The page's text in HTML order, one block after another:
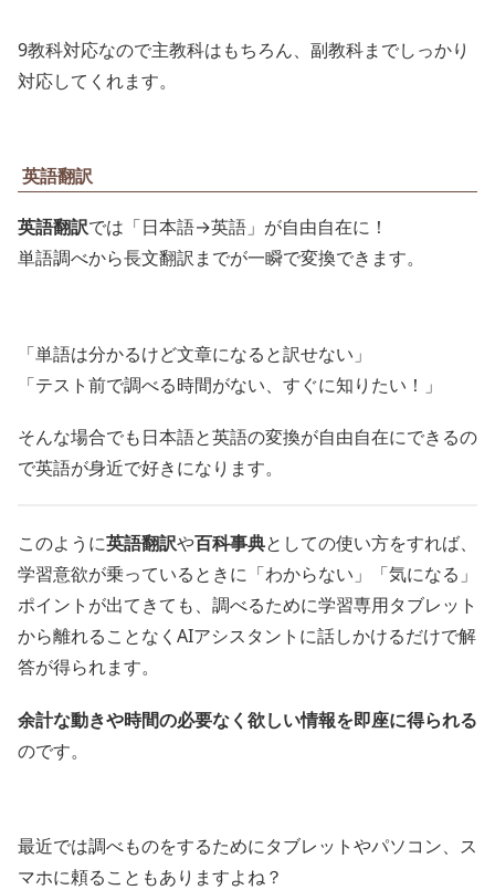
9教科対応なので主教科はもちろん、副教科までしっかり
対応してくれます。
英語翻訳
英語翻訳では「日本語→英語」が自由自在に！
単語調べから長文翻訳までが一瞬で変換できます。
「単語は分かるけど文章になると訳せない」
「テスト前で調べる時間がない、すぐに知りたい！」
そんな場合でも日本語と英語の変換が自由自在にできるの
で英語が身近で好きになります。
このように英語翻訳や百科事典としての使い方をすれば、
学習意欲が乗っているときに「わからない」「気になる」
ポイントが出てきても、調べるために学習専用タブレット
から離れることなくAIアシスタントに話しかけるだけで解
答が得られます。
余計な動きや時間の必要なく欲しい情報を即座に得られる
のです。
最近では調べものをするためにタブレットやパソコン、ス
マホに頼ることもありますよね？